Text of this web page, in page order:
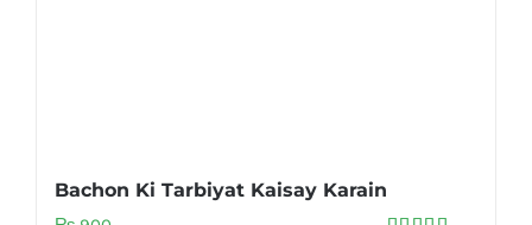
Bachon Ki Tarbiyat Kaisay Karain